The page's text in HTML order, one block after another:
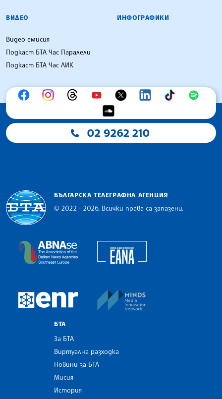
ВИДЕО
Видео емисия
Подкаст БТА Час Паралели
Подкаст БТА Час ЛИК
ИНФОГРАФИКИ
02 9262 210
БЪЛГАРСКА ТЕЛЕГРАФНА АГЕНЦИЯ
© 2022 - 2026, Всички права са запазени.
The Assocoation of the Balkan News Agencies
European Newsroom
БТА
За БТА
Виртуална разходка
Новини за БТА
Мисия
История